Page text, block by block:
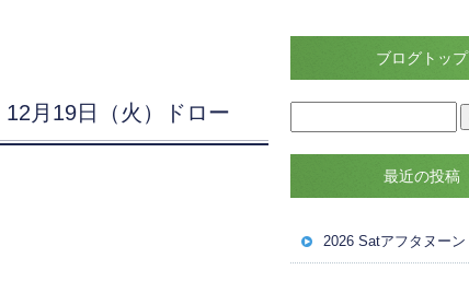
月19日（火）ドロー
ブログトップ
最近の投稿